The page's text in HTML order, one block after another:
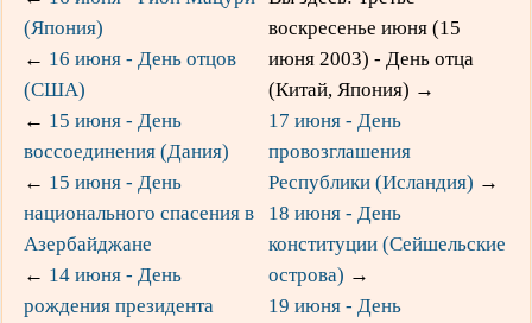
(Япония)
← 16 июня - День отцов
(США)
← 15 июня - День
воссоединения (Дания)
← 15 июня - День
национального спасения в
Азербайджане
← 14 июня - День
рождения президента
воскресенье июня (15
июня 2003) - День отца
(Китай, Япония) →
17 июня - День
провозглашения
Республики (Исландия) →
18 июня - День
конституции (Сейшельские
острова) →
19 июня - День